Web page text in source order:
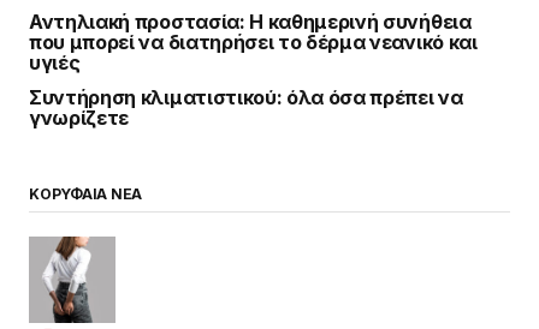
Αντηλιακή προστασία: Η καθημερινή συνήθεια
που μπορεί να διατηρήσει το δέρμα νεανικό και
υγιές
Συντήρηση κλιματιστικού: όλα όσα πρέπει να
γνωρίζετε
ΚΟΡΥΦΑΙΑ ΝΕΑ